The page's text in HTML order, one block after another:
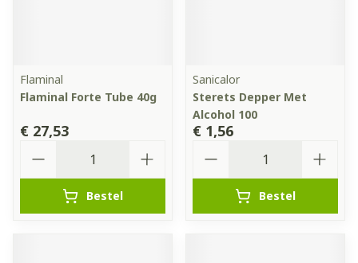
Flaminal
Flaminal Forte Tube 40g
€ 27,53
Bestel
Sanicalor
Sterets Depper Met
Alcohol 100
€ 1,56
Bestel